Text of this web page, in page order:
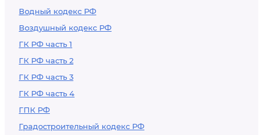
Водный кодекс РФ
Воздушный кодекс РФ
ГК РФ часть 1
ГК РФ часть 2
ГК РФ часть 3
ГК РФ часть 4
ГПК РФ
Градостроительный кодекс РФ